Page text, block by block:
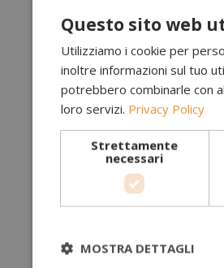
Questo sito web
Utilizziamo i cookie per
inoltre informazioni sul tuo
potrebbero combinarle con
loro servizi. Privacy Policy
Strettamente
necessari
MOSTRA DETTAGLI